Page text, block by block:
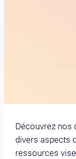
Découvrez
divers aspects
ressources